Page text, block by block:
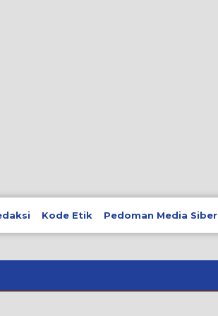
Kode Etik Pedoman Media Siber